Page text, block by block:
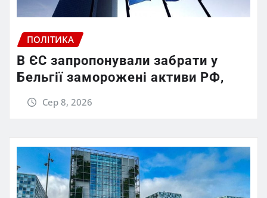
ПОЛІТИКА
В ЄС запропонували забрати у
Бельгії заморожені активи РФ,
Сер 8, 2026